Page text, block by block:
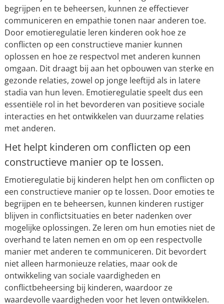
begrijpen en te beheersen, kunnen ze effectiever
communiceren en empathie tonen naar anderen toe.
Door emotieregulatie leren kinderen ook hoe ze
conflicten op een constructieve manier kunnen
oplossen en hoe ze respectvol met anderen kunnen
omgaan. Dit draagt bij aan het opbouwen van sterke en
gezonde relaties, zowel op jonge leeftijd als in latere
stadia van hun leven. Emotieregulatie speelt dus een
essentiële rol in het bevorderen van positieve sociale
interacties en het ontwikkelen van duurzame relaties
met anderen.
Het helpt kinderen om conflicten op een
constructieve manier op te lossen.
Emotieregulatie bij kinderen helpt hen om conflicten op
een constructieve manier op te lossen. Door emoties te
begrijpen en te beheersen, kunnen kinderen rustiger
blijven in conflictsituaties en beter nadenken over
mogelijke oplossingen. Ze leren om hun emoties niet de
overhand te laten nemen en om op een respectvolle
manier met anderen te communiceren. Dit bevordert
niet alleen harmonieuze relaties, maar ook de
ontwikkeling van sociale vaardigheden en
conflictbeheersing bij kinderen, waardoor ze
waardevolle vaardigheden voor het leven ontwikkelen.